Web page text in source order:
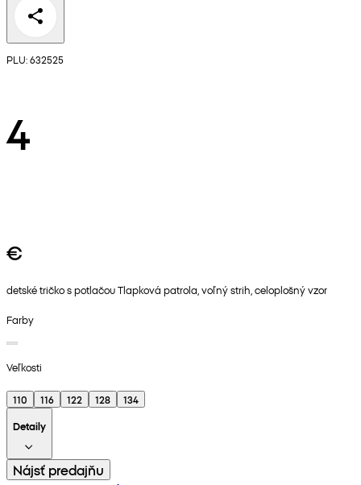
PLU: 632525
4
€
detské tričko s potlačou Tlapková patrola, voľný strih, celoplošný vzor
Farby
Veľkosti
110 116 122 128
134
Detaily
Nájsť predajňu